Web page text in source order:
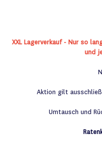
XXL Lagerverkauf - Nur so
und
Aktion gilt
Umtausch und